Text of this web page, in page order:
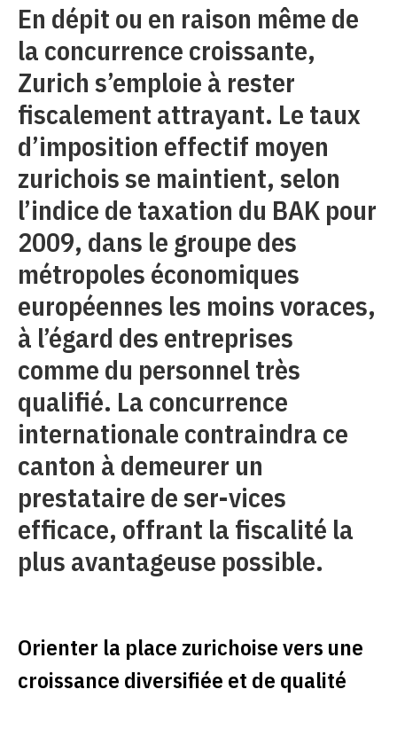
En dépit ou en raison même de
la concurrence croissante,
Zurich s’emploie à rester
fiscalement attrayant. Le taux
d’imposition effectif moyen
zurichois se maintient, selon
l’indice de taxation du BAK pour
2009, dans le groupe des
métropoles économiques
européennes les moins voraces,
à l’égard des entreprises
comme du personnel très
qualifié. La concurrence
internationale contraindra ce
canton à demeurer un
prestataire de ser-vices
efficace, offrant la fiscalité la
plus avantageuse possible.
Orienter la place zurichoise vers une
croissance diversifiée et de qualité